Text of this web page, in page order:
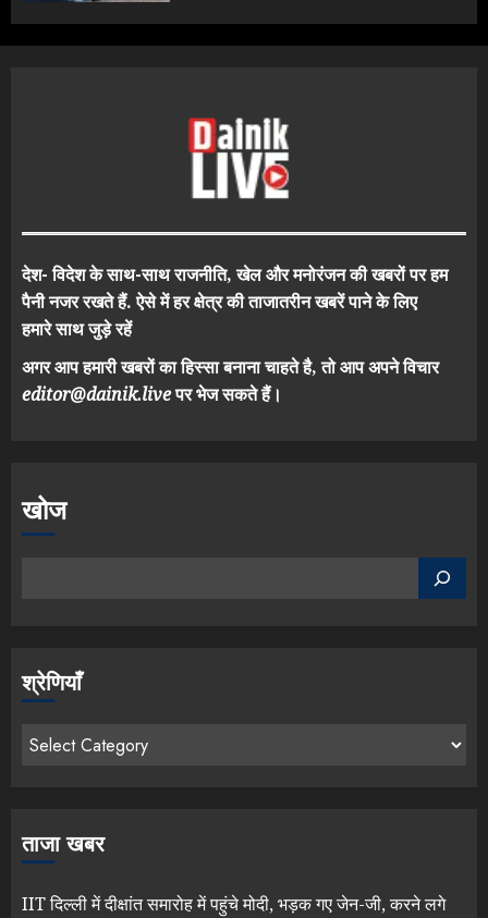
देश- विदेश के साथ-साथ राजनीति, खेल और मनोरंजन की खबरों पर हम
पैनी नजर रखते हैं. ऐसे में हर क्षेत्र की ताजातरीन खबरें पाने के लिए
हमारे साथ जुड़े रहें
अगर आप हमारी खबरों का हिस्सा बनाना चाहते है, तो आप अपने विचार
editor@dainik.liveपर भेज सकते हैं।
खोज
श्रेणियाँ
ताजा खबर
IIT दिल्ली में दीक्षांत समारोह में पहुंचे मोदी, भड़क गए जेन-जी, करने लगे